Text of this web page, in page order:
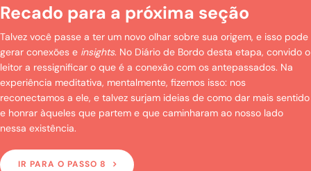
Recado para a próxima seção
Talvez você passe a ter um novo olhar sobre sua origem, e isso pode
gerar conexões e insights. No Diário de Bordo desta etapa, convido o
leitor a ressignificar o que é a conexão com os antepassados. Na
experiência meditativa, mentalmente, fizemos isso: nos
reconectamos a ele, e talvez surjam ideias de como dar mais sentido
e honrar àqueles que partem e que caminharam ao nosso lado
nessa existência.
IR PARA O PASSO 8